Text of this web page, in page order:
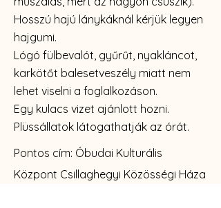
Hosszú hajú lánykáknál kérjük legyen
hajgumi.
Lógó fülbevalót, gyűrűt, nyakláncot,
karkötőt balesetveszély miatt nem
lehet viselni a foglalkozáson.
Egy kulacs vizet ajánlott hozni.
Plüssállatok látogathatják az órát.
Pontos cím: Óbudai Kulturális
Központ Csillaghegyi Közösségi Háza